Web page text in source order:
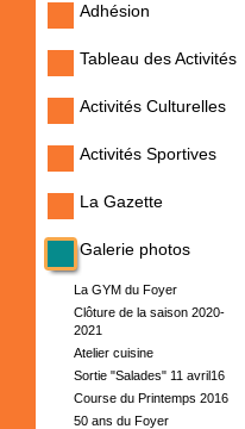
Adhésion
Tableau des Activités
Activités Culturelles
Activités Sportives
La Gazette
Galerie photos
La GYM du Foyer
Clôture de la saison 2020-
2021
Atelier cuisine
Sortie "Salades" 11 avril16
Course du Printemps 2016
50 ans du Foyer